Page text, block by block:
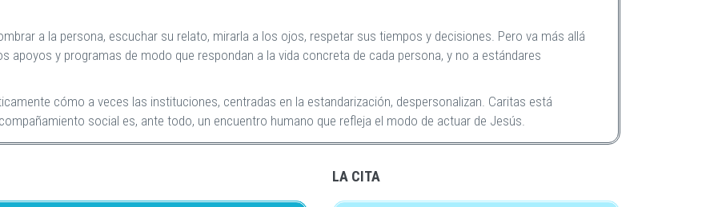
a la persona, escuchar su relato, mirarla a los ojos, respetar sus tiempos y decisiones. Pero va más allá
apoyos y programas de modo que respondan a la vida concreta de cada persona, y no a estándares
cómo a veces las instituciones, centradas en la estandarización, despersonalizan. Caritas está
social es, ante todo, un encuentro humano que refleja el modo de actuar de Jesús.
LA CITA